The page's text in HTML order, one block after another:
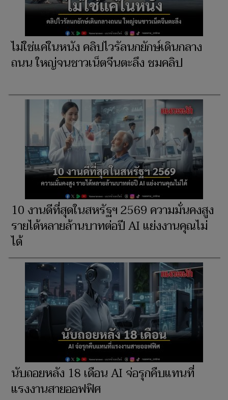
ไม่ใช่แค่ในหนัง คลิปไวรัลนกยักษ์เดินกลาง
ถนน ใหญ่จนชาวเน็ตจีนตะลึง ชมคลิป
10 งานดีที่สุดในสหรัฐฯ 2569 ความมั่นคงสูง
รายได้หลายล้านบาทต่อปี AI แย่งงานคุณไม่
ได้
นับถอยหลัง 18 เดือน AI จ่อรุกคืบแทนที่
แรงงานสายออฟฟิศ